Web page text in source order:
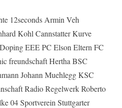
12seconds Armin Veh
Kohl Cannstatter Kurve
EEE PC Elson Eltern FC
freundschaft Hertha BSC
Johann Muehlegg KSC
Radio Regelwerk Roberto
04 Sportverein Stuttgarter